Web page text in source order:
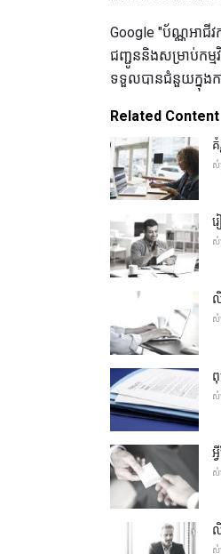
Google "ប័ណ្ណអាជីវ
ជញ្ជូននិងសម្រាប់កម្
ទទួលបានជំនួយក្នុងកា
Related Content
សំ
សំ
សំ
សំ
អ្
សំ
សំ